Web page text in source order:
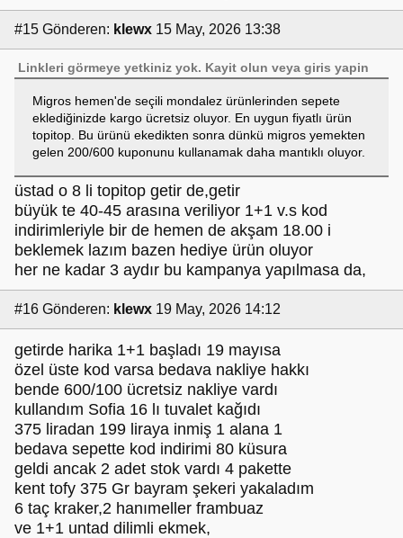
#15 Gönderen: klewx 15 May, 2026 13:38
Linkleri görmeye yetkiniz yok. Kayit olun veyagiris yapin
Migros hemen'de seçili mondalez ürünlerinden sepete
eklediğinizde kargo ücretsiz oluyor. En uygun fiyatlı ürün
topitop. Bu ürünü ekedikten sonra dünkü migros yemekten
gelen 200/600 kuponunu kullanamak daha mantıklı oluyor.
üstad o 8 li topitop getir de,getir
büyük te 40-45 arasına veriliyor 1+1 v.s kod
indirimleriyle bir de hemen de akşam 18.00 i
beklemek lazım bazen hediye ürün oluyor
her ne kadar 3 aydır bu kampanya yapılmasa da,
#16 Gönderen: klewx 19 May, 2026 14:12
getirde harika 1+1 başladı 19 mayısa
özel üste kod varsa bedava nakliye hakkı
bende 600/100 ücretsiz nakliye vardı
kullandım Sofia 16 lı tuvalet kağıdı
375 liradan 199 liraya inmiş 1 alana 1
bedava sepette kod indirimi 80 küsura
geldi ancak 2 adet stok vardı 4 pakette
kent tofy 375 Gr bayram şekeri yakaladım
6 taç kraker,2 hanımeller frambuaz
ve 1+1 untad dilimli ekmek,